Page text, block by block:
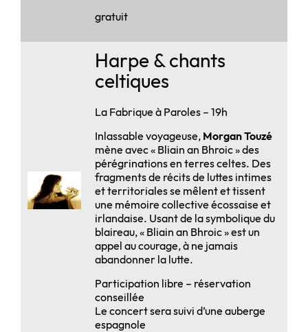
gratuit
Harpe & chants
celtiques
La Fabrique à Paroles – 19h
Inlassable voyageuse, Morgan Touzé
mène avec « Bliain an Bhroic » des
pérégrinations en terres celtes. Des
fragments de récits de luttes intimes
et territoriales se mêlent et tissent
une mémoire collective écossaise et
irlandaise. Usant de la symbolique du
blaireau, « Bliain an Bhroic » est un
appel au courage, à ne jamais
abandonner la lutte.
Participation libre – réservation
conseillée
Le concert sera suivi d’une auberge
espagnole